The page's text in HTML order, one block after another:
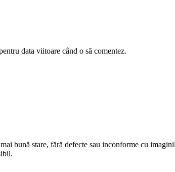
data viitoare când o să comentez.
bună stare, fără defecte sau inconforme cu